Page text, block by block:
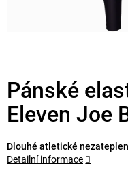
Pánské
Eleven Joe
Dlouhé atletické
Detailní informace